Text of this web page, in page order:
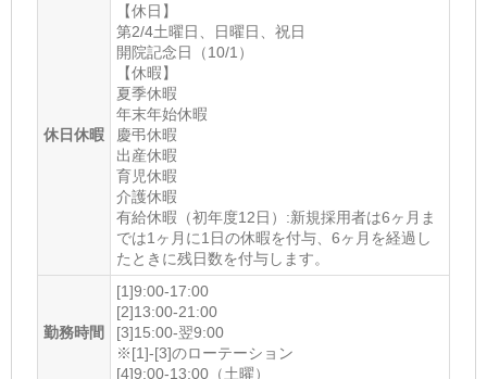
休日休暇
【休日】
第2/4土曜日、日曜日、祝日
開院記念日（10/1）
【休暇】
夏季休暇
年末年始休暇
慶弔休暇
出産休暇
育児休暇
介護休暇
有給休暇（初年度12日）:新規採用者は6ヶ月ま
では1ヶ月に1日の休暇を付与、6ヶ月を経過し
たときに残日数を付与します。
勤務時間
[1]9:00-17:00
[2]13:00-21:00
[3]15:00-翌9:00
※[1]-[3]のローテーション
[4]9:00-13:00（土曜）